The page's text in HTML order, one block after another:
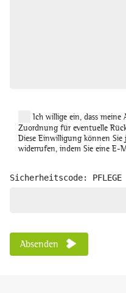
Ich willige ein, dass
Zuordnung für eventuelle
Diese Einwilligung können
widerrufen, indem Sie eine E-
Sicherheitscode: PFLEGE
Absenden